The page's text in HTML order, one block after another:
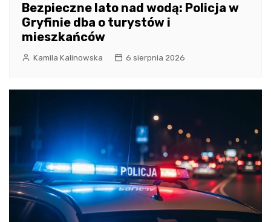
Bezpieczne lato nad wodą: Policja w
Gryfinie dba o turystów i
mieszkańców
Kamila Kalinowska 6 sierpnia 2026